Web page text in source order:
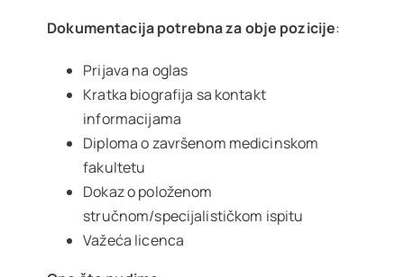
Dokumentacija potrebna za obje pozicije:
Prijava na oglas
Kratka biografija sa kontakt
informacijama
Diploma o završenom medicinskom
fakultetu
Dokaz o položenom
stručnom/specijalističkom ispitu
Važeća licenca